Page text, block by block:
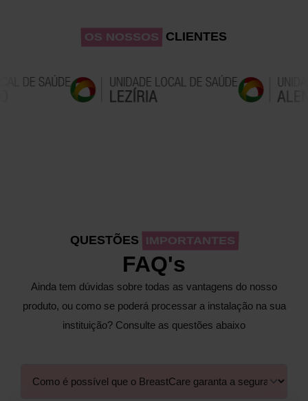
OS NOSSOS CLIENTES
QUESTÕES IMPORTANTES
FAQ's
Ainda tem dúvidas sobre todas as vantagens do nosso
produto, ou como se poderá processar a instalação na sua
instituição? Consulte as questões abaixo